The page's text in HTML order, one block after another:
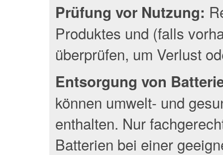
Prüfung vor Nutzung:
Produktes und (falls
überprüfen, um Verlust
Entsorgung von
können umwelt- und
enthalten. Nur
Batterien bei einer